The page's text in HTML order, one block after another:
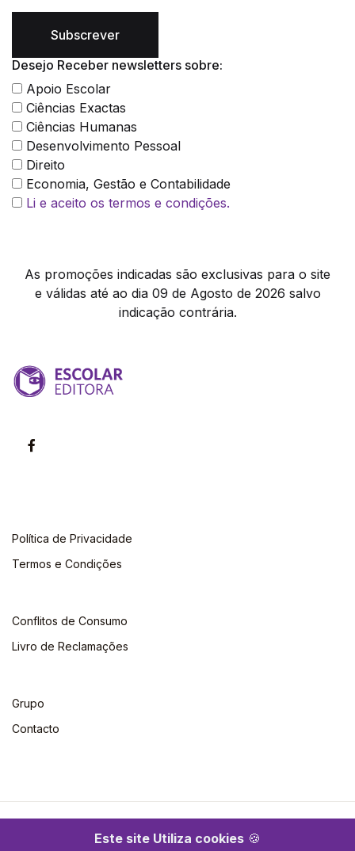
Este site Utiliza cookies 🍪
Subscrever
Desejo Receber newsletters sobre:
Apoio Escolar
Ciências Exactas
Ciências Humanas
Desenvolvimento Pessoal
Direito
Economia, Gestão e Contabilidade
Li e aceito os termos e condições.
As promoções indicadas são exclusivas para o site
e válidas até ao dia 09 de Agosto de 2026 salvo
indicação contrária.
Política de Privacidade
Termos e Condições
Conflitos de Consumo
Livro de Reclamações
Grupo
Contacto
©2026 Escolar. Todos os direitos reservados